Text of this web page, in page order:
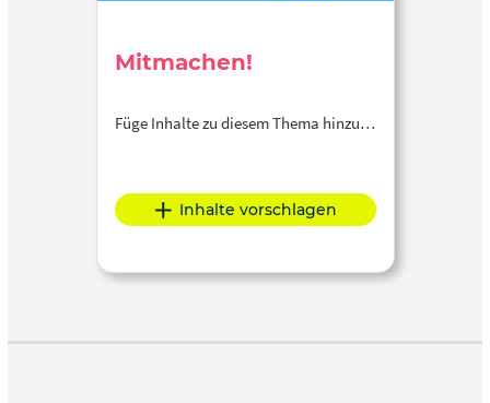
Mitmachen!
Füge Inhalte zu diesem Thema hinzu…
Inhalte vorschlagen